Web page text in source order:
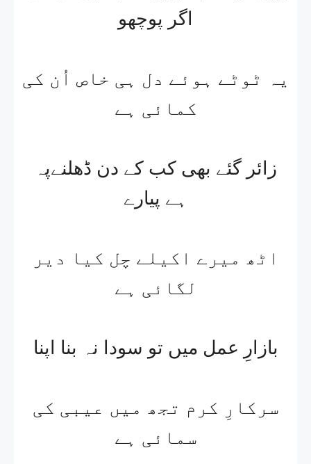
اگر پوچھو
یہ ٹوٹے ہوئے دل ہی خاص اُن کی
کمائی ہے
زائر گئے بھی کب کے دن ڈھلنےپہ
ہے پیارے
اٹھ میرے اکیلے چل کیا دیر
لگائی ہے
بازارِ عمل میں تو سودا نہ بنا اپنا
سرکارِ کرم تجھ میں عیبی کی
سمائی ہے